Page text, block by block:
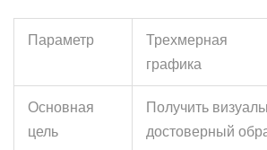
Параметр
Трехмерная
графика
Основная
цель
Получить
достоверный